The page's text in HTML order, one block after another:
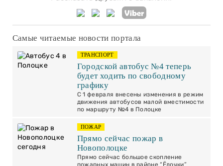
Самые читаемые новости портала
ТРАНСПОРТ
Городской автобус №4 теперь
будет ходить по свободному
графику
С 1 февраля внесены изменения в режим
движения автобусов малой вместимости
по маршруту №4 в Полоцке
ПОЖАР
Прямо сейчас пожар в
Новополоцке
Прямо сейчас большое скопление
пожарных машин в районе “Ёлочки”